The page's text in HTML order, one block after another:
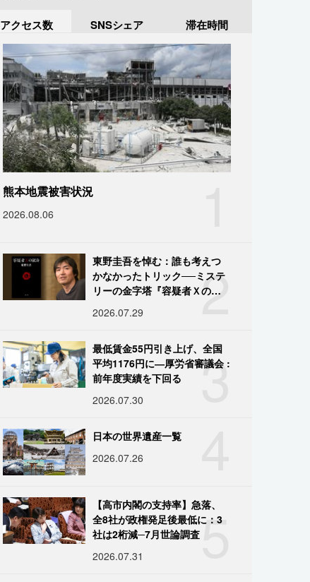
アクセス数 SNSシェア 滞在時間
熊本地震被害状況
2026.08.06
2
東野圭吾を悼む：誰も考えつ
かなかったトリック──ミステ
リーの金字塔『容疑者Ｘの献
2026.07.29
3
最低賃金55円引き上げ、全国
平均1176円に―厚労省審議会 :
前年度実績を下回る
2026.07.30
日本の世界遺産一覧
2026.07.26
5
【高市内閣の支持率】急落、
全8社が政権発足後最低に：3
社は2桁減─7月世論調査
2026.07.31